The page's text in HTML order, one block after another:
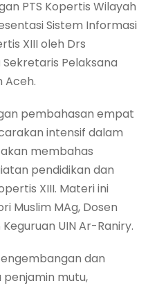
PTS Kopertis Wilayah
Sistem Informasi
XIII oleh Drs
Sekretaris Pelaksana
Aceh.
pembahasan empat
intensif dalam
membahas
pendidikan dan
XIII. Materi ini
Muslim MAg, Dosen
UIN Ar-Raniry.
dan
mutu,